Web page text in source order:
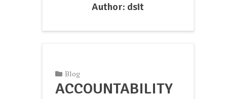
Author: dsit
Blog
ACCOUNTABILITY